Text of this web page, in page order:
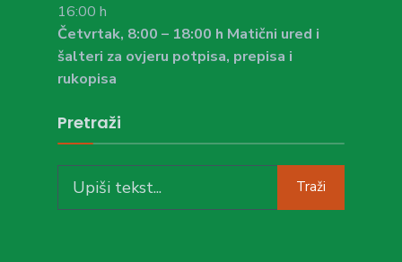
16:00 h
Četvrtak, 8:00 – 18:00 h Matični ured i
šalteri za ovjeru potpisa, prepisa i
rukopisa
Pretraži
for:
Traži